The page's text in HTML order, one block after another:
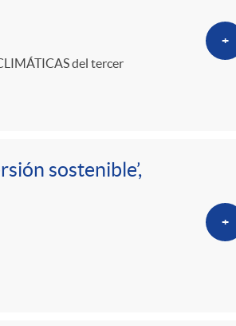
del tercer
+
sostenible’,
+